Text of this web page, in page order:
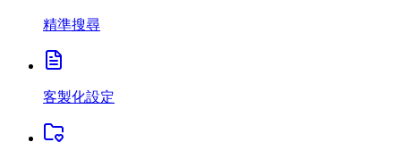
精準搜尋
客製化設定